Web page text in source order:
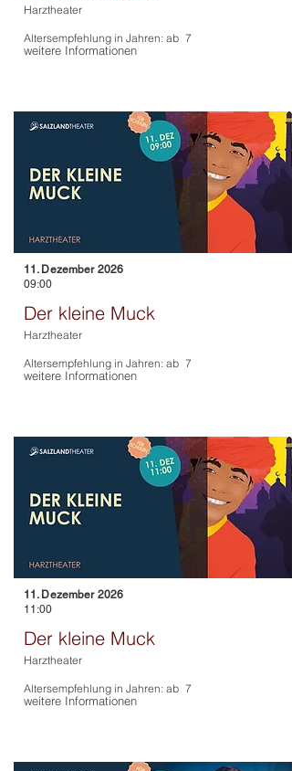
Harztheater
Altersempfehlung in Jahren: ab 7
weitere Informationen
11. Dezember 2026
09:00
Der kleine Muck
Harztheater
Altersempfehlung in Jahren: ab 7
weitere Informationen
11. Dezember 2026
11:00
Der kleine Muck
Harztheater
Altersempfehlung in Jahren: ab 7
weitere Informationen